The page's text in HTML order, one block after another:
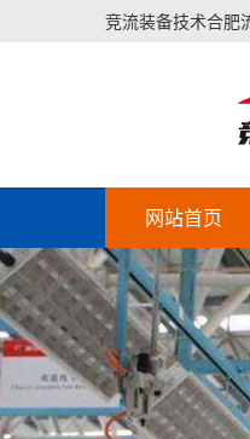
竞流装备技术合肥
网站首页